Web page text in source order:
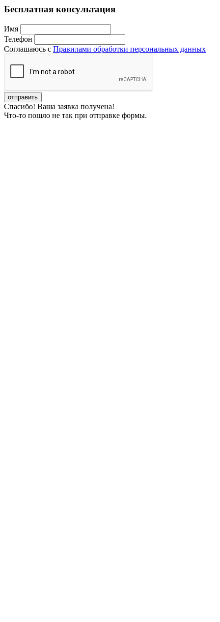
Бесплатная консультация
Имя
Телефон
Соглашаюсь с Правилами обработки персональных данных
Спасибо! Ваша заявка получена!
Что-то пошло не так при отправке формы.